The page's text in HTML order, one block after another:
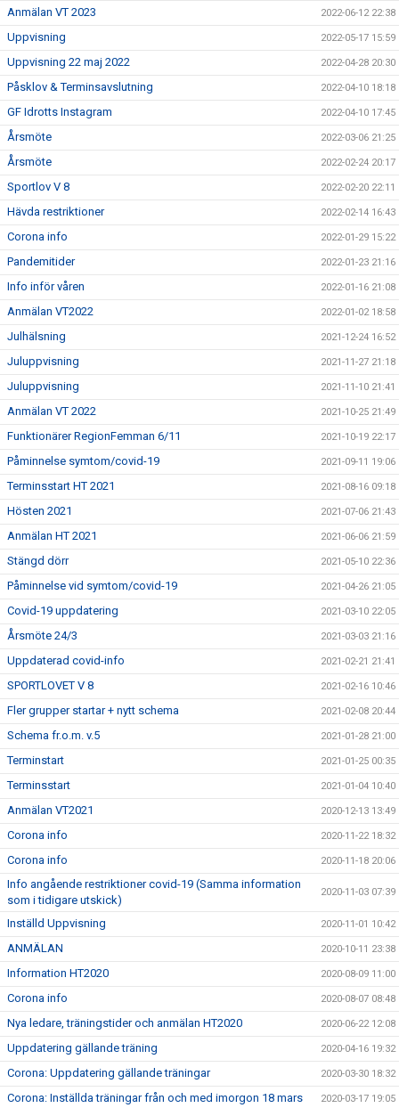
Anmälan VT 2023 2022-06-12 22:38
Uppvisning 2022-05-17 15:59
Uppvisning 22 maj 2022 2022-04-28 20:30
Påsklov & Terminsavslutning 2022-04-10 18:18
GF Idrotts Instagram 2022-04-10 17:45
Årsmöte 2022-03-06 21:25
Årsmöte 2022-02-24 20:17
Sportlov V 8 2022-02-20 22:11
Hävda restriktioner 2022-02-14 16:43
Corona info 2022-01-29 15:22
Pandemitider 2022-01-23 21:16
Info inför våren 2022-01-16 21:08
Anmälan VT2022 2022-01-02 18:58
Julhälsning 2021-12-24 16:52
Juluppvisning 2021-11-27 21:18
Juluppvisning 2021-11-10 21:41
Anmälan VT 2022 2021-10-25 21:49
Funktionärer RegionFemman 6/11 2021-10-19 22:17
Påminnelse symtom/covid-19 2021-09-11 19:06
Terminsstart HT 2021 2021-08-16 09:18
Hösten 2021 2021-07-06 21:43
Anmälan HT 2021 2021-06-06 21:59
Stängd dörr 2021-05-10 22:36
Påminnelse vid symtom/covid-19 2021-04-26 21:05
Covid-19 uppdatering 2021-03-10 22:05
Årsmöte 24/3 2021-03-03 21:16
Uppdaterad covid-info 2021-02-21 21:41
SPORTLOVET V 8 2021-02-16 10:46
Fler grupper startar + nytt schema 2021-02-08 20:44
Schema fr.o.m. v.5 2021-01-28 21:00
Terminstart 2021-01-25 00:35
Terminsstart 2021-01-04 10:40
Anmälan VT2021 2020-12-13 13:49
Corona info 2020-11-22 18:32
Corona info 2020-11-18 20:06
Info angående restriktioner covid-19 (Samma information
som i tidigare utskick)
2020-11-03 07:39
Inställd Uppvisning 2020-11-01 10:42
ANMÄLAN 2020-10-11 23:38
Information HT2020 2020-08-09 11:00
Corona info 2020-08-07 08:48
Nya ledare, träningstider och anmälan HT2020 2020-06-22 12:08
Uppdatering gällande träning 2020-04-16 19:32
Corona: Uppdatering gällande träningar 2020-03-30 18:32
Corona: Inställda träningar från och med imorgon 18 mars 2020-03-17 19:05